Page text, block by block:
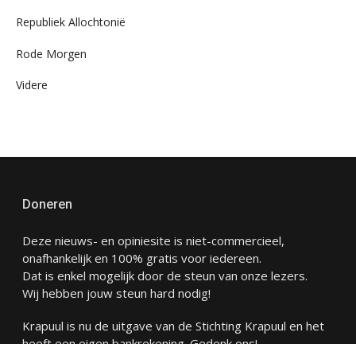
Republiek Allochtonië
Rode Morgen
Videre
Doneren
Deze nieuws- en opiniesite is niet-commercieel,
onafhankelijk en 100% gratis voor iedereen.
Dat is enkel mogelijk door de steun van onze lezers.
Wij hebben jouw steun hard nodig!
Krapuul is nu de uitgave van de Stichting Krapuul en het